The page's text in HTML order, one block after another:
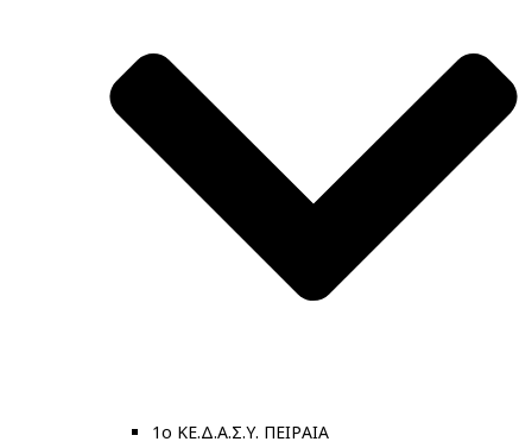
1ο ΚΕ.Δ.Α.Σ.Υ. ΠΕΙΡΑΙΑ